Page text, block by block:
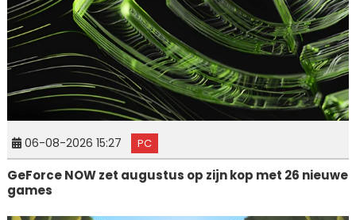
06-08-2026 15:27 PC
GeForce NOW zet augustus op zijn kop met 26 nieuwe
games